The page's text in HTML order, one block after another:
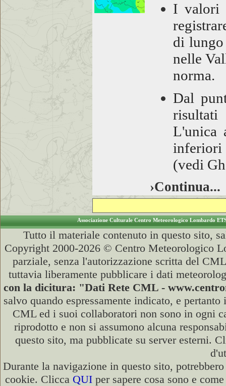
I valori
di lungo
nelle
norma.
Dal
L'unica
inferiori
(vedi
›Continua...
Associazione Culturale Centro Meteorologico Lombardo
Tutto il materiale contenuto in questo sito,
Copyright 2000-2026 © Centro Meteorologico
parziale, senza l'autorizzazione scritta del
tuttavia liberamente pubblicare i dati
con la dicitura: "Dati Rete CML -
salvo quando espressamente indicato, e
CML ed i suoi collaboratori non sono in ogni
riprodotto e non si assumono alcuna
questo sito, ma pubblicate su server esterni.
Durante la navigazione in questo sito,
cookie. Clicca QUI per sapere cosa sono e